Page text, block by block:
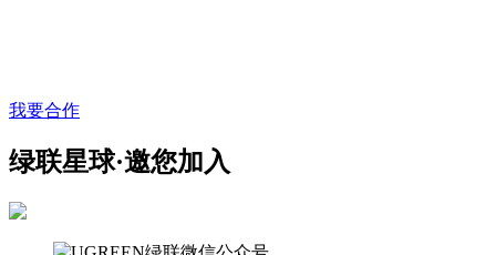
我要合作
绿联星球·邀您加入